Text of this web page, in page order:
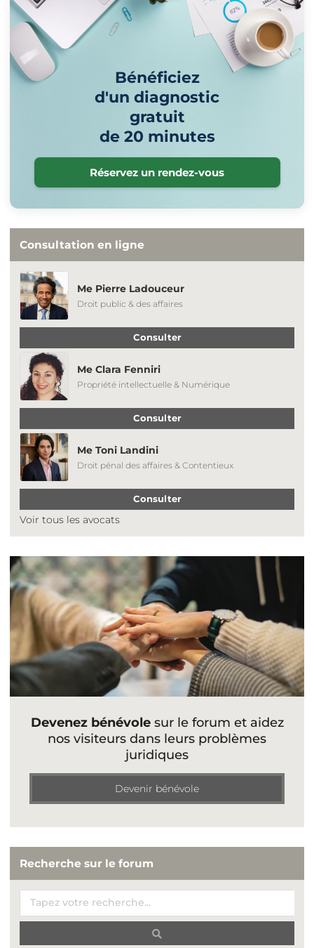
Bénéficiez
d'un diagnostic
gratuit
de 20 minutes
Réservez un rendez-vous
Consultation en ligne
Me Pierre Ladouceur
Droit public & des affaires
Consulter
Me Clara Fenniri
Propriété intellectuelle & Numérique
Consulter
Me Toni Landini
Droit pénal des affaires & Contentieux
Consulter
Voir tous les avocats
Devenez bénévolesur le forum et aidez
nos visiteurs dans leurs problèmes
juridiques
Devenir bénévole
Recherche sur le forum